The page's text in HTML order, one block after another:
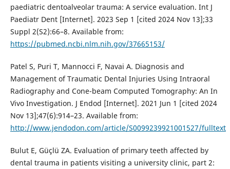
paediatric dentoalveolar trauma: A service evaluation. Int J
Paediatr Dent [Internet]. 2023 Sep 1 [cited 2024 Nov 13];33
Suppl 2(S2):66–8. Available from:
https://pubmed.ncbi.nlm.nih.gov/37665153/
Patel S, Puri T, Mannocci F, Navai A. Diagnosis and
Management of Traumatic Dental Injuries Using Intraoral
Radiography and Cone-beam Computed Tomography: An In
Vivo Investigation. J Endod [Internet]. 2021 Jun 1 [cited 2024
Nov 13];47(6):914–23. Available from:
http://www.jendodon.com/article/S0099239921001527/fulltext
Bulut E, Güçlü ZA. Evaluation of primary teeth affected by
dental trauma in patients visiting a university clinic, part 2: